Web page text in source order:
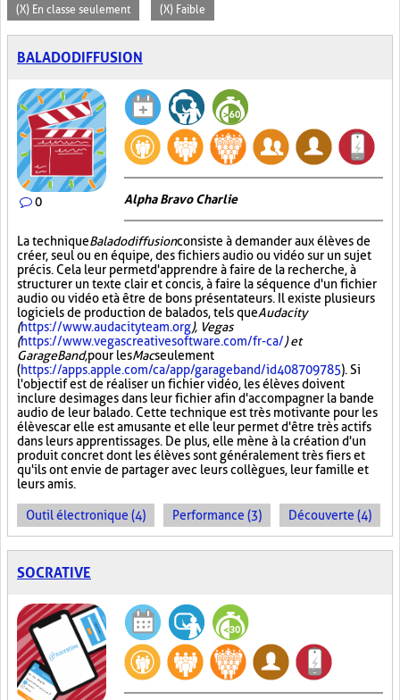
(X) En classe seulement (X) Faible
BALADODIFFUSION
0 Alpha Bravo Charlie
La techniqueBaladodiffusionconsiste à demander aux élèves de
créer, seul ou en équipe, des fichiers audio ou vidéo sur un sujet
précis. Cela leur permet d'apprendre à faire de la recherche, à
structurer un texte clair et concis, à faire la séquence d'un fichier
audio ou vidéo et à être de bons présentateurs. Il existe plusieurs
logiciels de production de balados, tels queAudacity
(https://www.audacityteam.org), Vegas
(https://www.vegascreativesoftware.com/fr-ca/) et
GarageBand,pour lesMacseulement
(https://apps.apple.com/ca/app/garageband/id408709785). Si
l'objectif est de réaliser un fichier vidéo, les élèves doivent
inclure des images dans leur fichier afin d'accompagner la bande
audio de leur balado. Cette technique est très motivante pour les
élèves car elle est amusante et elle leur permet d'être très actifs
dans leurs apprentissages. De plus, elle mène à la création d'un
produit concret dont les élèves sont généralement très fiers et
qu'ils ont envie de partager avec leurs collègues, leur famille et
leurs amis.
Outil électronique (4) Performance (3) Découverte (4)
SOCRATIVE